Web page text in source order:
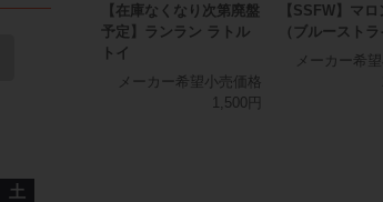
【在庫なくなり次第廃盤
予定】ランラン ラトル
トイ
メーカー希望小売価格
1,500円
【SSFW】マ
（ブルーストラ
メーカー希
土